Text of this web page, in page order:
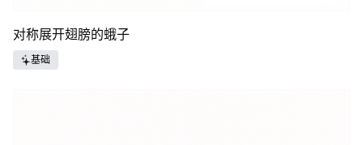
对称展开翅膀的蛾子
基础